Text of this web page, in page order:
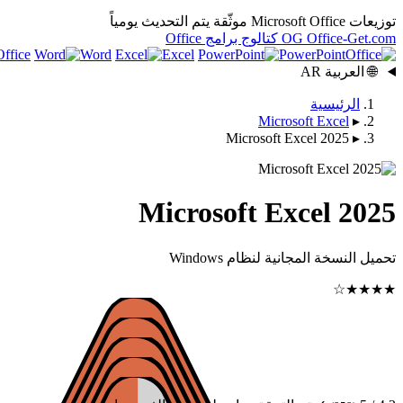
توزيعات Microsoft Office موثّقة
يتم التحديث يومياً
OG Office-Get.com
كتالوج برامج Office
Word Excel
PowerPoint
🌐 العربية AR
الرئيسية
▸
Microsoft Excel
▸
Microsoft Excel 2025
Microsoft Excel 2025
تحميل النسخة المجانية لنظام Windows
★★★★☆